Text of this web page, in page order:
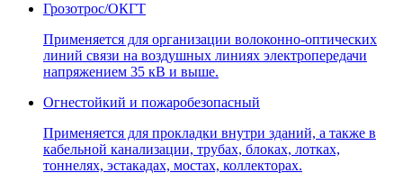
Грозотрос/ОКГТ
Применяется для организации волоконно-оптических
линий связи на воздушных линиях электропередачи
напряжением 35 кВ и выше.
Огнестойкий и пожаробезопасный
Применяется для прокладки внутри зданий, а также в
кабельной канализации, трубах, блоках, лотках,
тоннелях, эстакадах, мостах, коллекторах.